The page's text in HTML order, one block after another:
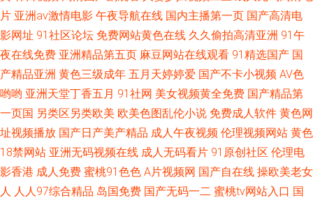
全 岳的大肥坹视频hd 国产精品人人妻人色五月 青苹果影院 一区二区三区免
费观看 国产菲菲视频在线观看 欧美日韩综合网 亚洲性夜夜时
片 亚洲av激情电影 午夜导航在线 国内主播第一页 国产高清电
影网址 91社区论坛 免费网站黄色在线 久久偷拍高清亚洲 91午
夜在线免费 亚洲精品第五页 麻豆网站在线观看 91精选国产 国
产精品亚洲 黄色三级成年 五月天婷婷爱 国产不卡小视频 AV色
哟哟 亚洲天堂丁香五月 91社网 美女视频黄全免费 国产精品第
一页国 另类区另类欧美 欧美色图乱伦小说 免费成人软件 黄色网
址视频播放 国产日产美产精品 成人午夜视频 伦理视频网站 黄色
18禁网站 亚洲无码视频在线 成人无码看片 91原创社区 伦理电
影香港 成人免费 蜜桃91色色 A片视频网 国产自在线 操欧美老女
人 人人97综合精品 岛国免费 国产无码一二 蜜桃tv网站入口 国